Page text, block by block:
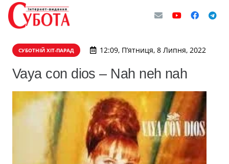
СУБОТНІЙ ХІТ-ПАРАД 12:09, П’ятниця, 8 Липня, 2022
Vaya con dios – Nah neh nah